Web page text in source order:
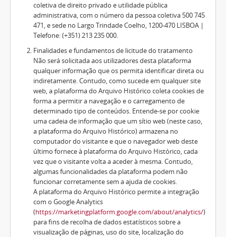
coletiva de direito privado e utilidade pública
administrativa, com o número da pessoa coletiva 500 745
471, e sede no Largo Trindade Coelho, 1200-470 LISBOA |
Telefone: (+351) 213 235 000.
Finalidades e fundamentos de licitude do tratamento
Não será solicitada aos utilizadores desta plataforma
qualquer informação que os permita identificar direta ou
indiretamente. Contudo, como sucede em qualquer site
web, a plataforma do Arquivo Histórico coleta cookies de
forma a permitir a navegação e o carregamento de
determinado tipo de conteúdos. Entende-se por cookie
uma cadeia de informação que um sítio web (neste caso,
a plataforma do Arquivo Histórico) armazena no
computador do visitante e que o navegador web deste
último fornece à plataforma do Arquivo Histórico, cada
vez que o visitante volta a aceder à mesma. Contudo,
algumas funcionalidades da plataforma podem não
funcionar corretamente sem a ajuda de cookies.
A plataforma do Arquivo Histórico permite a integração
com o Google Analytics
(https://marketingplatform.google.com/about/analytics/)
para fins de recolha de dados estatísticos sobre a
visualização de páginas, uso do site, localização do